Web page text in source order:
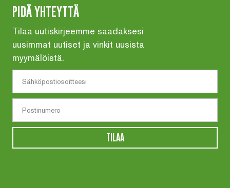
PIDÄ YHTEYTTÄ
Tilaa uutiskirjeemme saadaksesi
uusimmat uutiset ja vinkit uusista
myymälöistä.
TILAA